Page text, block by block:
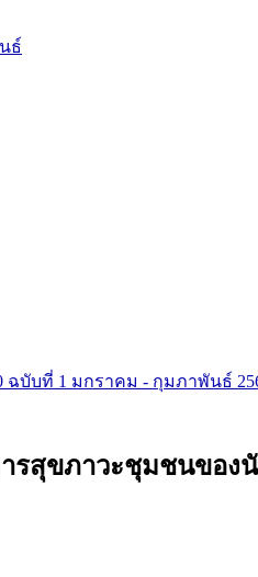
ธ์
ฉบับที่ 1 มกราคม - กุมภาพันธ์
รสุขภาวะชุมชนของ